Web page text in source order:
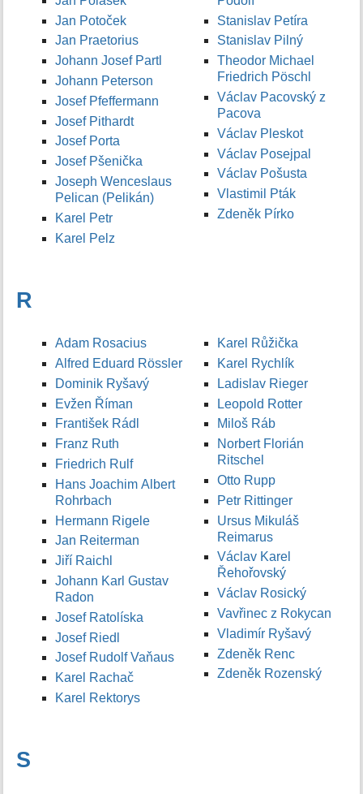
Jan Potoček
Jan Praetorius
Johann Josef Partl
Johann Peterson
Josef Pfeffermann
Josef Pithardt
Josef Porta
Josef Pšenička
Joseph Wenceslaus
Pelican (Pelikán)
Karel Petr
Karel Pelz
Stanislav Petíra
Stanislav Pilný
Theodor Michael
Friedrich Pöschl
Václav Pacovský z
Pacova
Václav Pleskot
Václav Posejpal
Václav Pošusta
Vlastimil Pták
Zdeněk Pírko
R
Adam Rosacius
Alfred Eduard Rössler
Dominik Ryšavý
Evžen Říman
František Rádl
Franz Ruth
Friedrich Rulf
Hans Joachim Albert
Rohrbach
Hermann Rigele
Jan Reiterman
Jiří Raichl
Johann Karl Gustav
Radon
Josef Ratolíska
Josef Riedl
Josef Rudolf Vaňaus
Karel Rachač
Karel Rektorys
Karel Růžička
Karel Rychlík
Ladislav Rieger
Leopold Rotter
Miloš Ráb
Norbert Florián
Ritschel
Otto Rupp
Petr Rittinger
Ursus Mikuláš
Reimarus
Václav Karel
Řehořovský
Václav Rosický
Vavřinec z Rokycan
Vladimír Ryšavý
Zdeněk Renc
Zdeněk Rozenský
S